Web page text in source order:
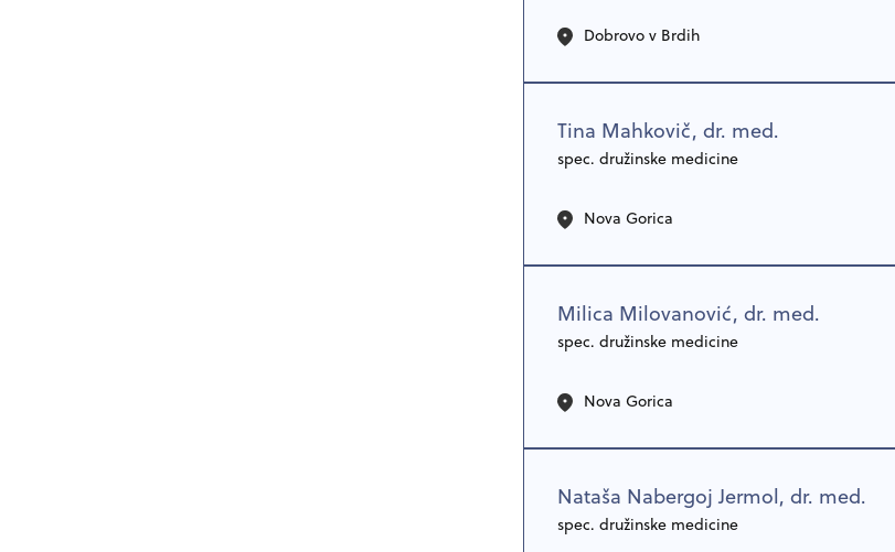
Dobrovo v Brdih
Tina Mahkovič, dr. med.
spec. družinske medicine
Nova Gorica
Milica Milovanović, dr. med.
spec. družinske medicine
Nova Gorica
Nataša Nabergoj Jermol, dr. med.
spec. družinske medicine